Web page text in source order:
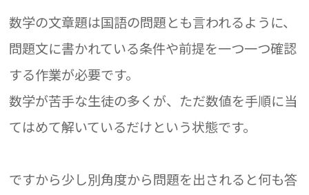
数学の文章題は国語の問題とも言われるように、
問題文に書かれている条件や前提を一つ一つ確認
する作業が必要です。
数学が苦手な生徒の多くが、ただ数値を手順に当
てはめて解いているだけという状態です。
ですから少し別角度から問題を出されると何も答